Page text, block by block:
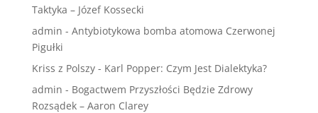
Taktyka – Józef Kossecki
admin - Antybiotykowa bomba atomowa Czerwonej
Pigułki
Kriss z Polszy- Karl Popper: Czym Jest Dialektyka?
admin - Bogactwem Przyszłości Będzie Zdrowy
Rozsądek – Aaron Clarey